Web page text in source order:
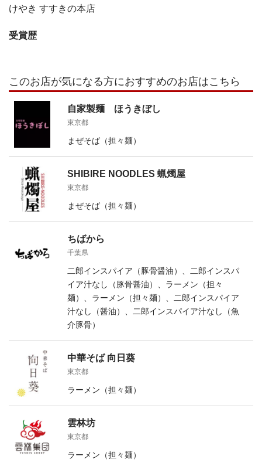
けやき すすきの本店
受賞歴
このお店が気になる方におすすめのお店はこちら
自家製麺 ほうきぼし
東京都
まぜそば（担々麺）
SHIBIRE NOODLES 蝋燭屋
東京都
まぜそば（担々麺）
ちばから
千葉県
二郎インスパイア（豚骨醤油）、二郎インスパ
イア汁なし（豚骨醤油）、ラーメン（担々
麺）、ラーメン（担々麺）、二郎インスパイア
汁なし（醤油）、二郎インスパイア汁なし（魚
介豚骨）
中華そば 向日葵
東京都
ラーメン（担々麺）
雲林坊
東京都
ラーメン（担々麺）